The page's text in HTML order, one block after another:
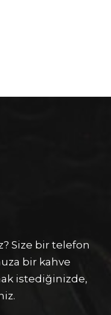
Size bir telefon
bir kahve
istediğinizde,